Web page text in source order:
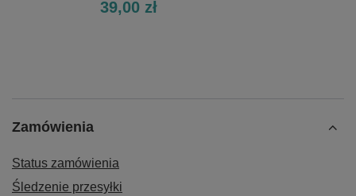
39,00 zł
Zamówienia
Status zamówienia
Śledzenie przesyłki